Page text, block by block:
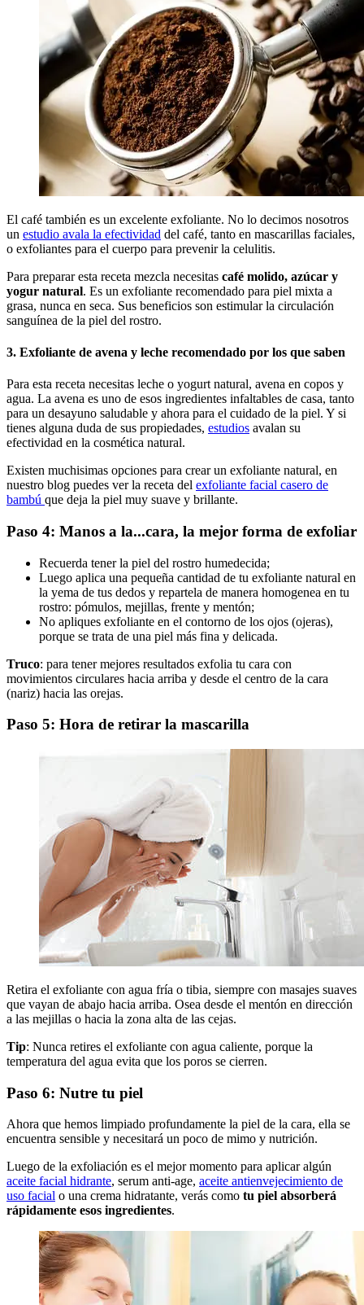
El café también es un excelente exfoliante. No lo decimos nosotros
un estudio avala la efectividad del café, tanto en mascarillas faciales,
o exfoliantes para el cuerpo para prevenir la celulitis.
Para preparar esta receta mezcla necesitas café molido, azúcar y
yogur natural. Es un exfoliante recomendado para piel mixta a
grasa, nunca en seca. Sus beneficios son estimular la circulación
sanguínea de la piel del rostro.
3. Exfoliante de avena y leche recomendado por los que saben
Para esta receta necesitas leche o yogurt natural, avena en copos y
agua. La avena es uno de esos ingredientes infaltables de casa, tanto
para un desayuno saludable y ahora para el cuidado de la piel. Y si
tienes alguna duda de sus propiedades, estudios avalan su
efectividad en la cosmética natural.
Existen muchisimas opciones para crear un exfoliante natural, en
nuestro blog puedes ver la receta del exfoliante facial casero de
bambú que deja la piel muy suave y brillante.
Paso 4: Manos a la...cara, la mejor forma de exfoliar
Recuerda tener la piel del rostro humedecida;
Luego aplica una pequeña cantidad de tu exfoliante natural en
la yema de tus dedos y repartela de manera homogenea en tu
rostro: pómulos, mejillas, frente y mentón;
No apliques exfoliante en el contorno de los ojos (ojeras),
porque se trata de una piel más fina y delicada.
Truco: para tener mejores resultados exfolia tu cara con
movimientos circulares hacia arriba y desde el centro de la cara
(nariz) hacia las orejas.
Paso 5: Hora de retirar la mascarilla
Retira el exfoliante con agua fría o tibia, siempre con masajes suaves
que vayan de abajo hacia arriba. Osea desde el mentón en dirección
a las mejillas o hacia la zona alta de las cejas.
Tip: Nunca retires el exfoliante con agua caliente, porque la
temperatura del agua evita que los poros se cierren.
Paso 6: Nutre tu piel
Ahora que hemos limpiado profundamente la piel de la cara, ella se
encuentra sensible y necesitará un poco de mimo y nutrición.
Luego de la exfoliación es el mejor momento para aplicar algún
aceite facial hidrante, serum anti-age, aceite antienvejecimiento de
uso facial o una crema hidratante, verás como tu piel absorberá
rápidamente esos ingredientes.